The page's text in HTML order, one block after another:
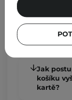
Jak
Jak
Jak
košíku
kartě?